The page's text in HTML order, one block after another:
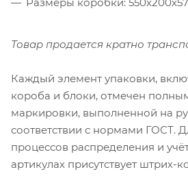
Размеры коробки:
Товар продается кратно
Каждый элемент упаковки,
короба и блоки, отмечен
маркировки, выполненной на
соответствии с нормами ГОСТ.
процессов распределения и
артикулах присутствует штрих-